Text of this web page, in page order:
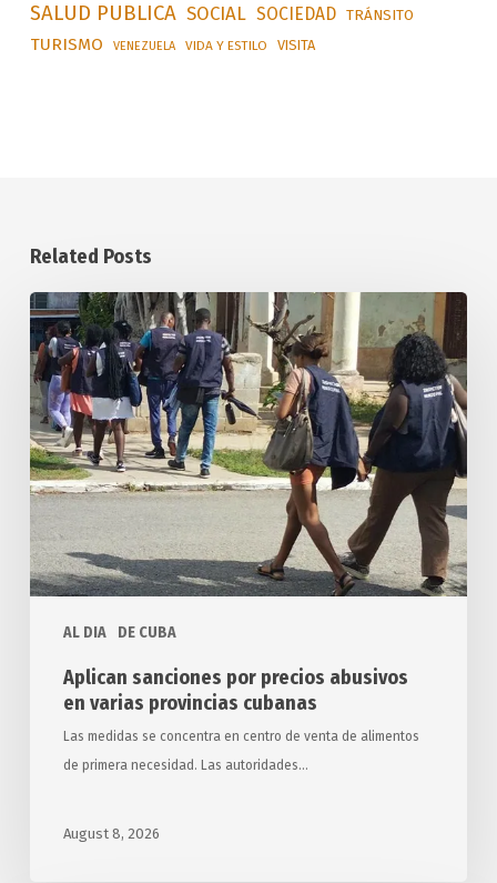
SALUD PUBLICA SOCIAL SOCIEDAD TRÁNSITO
TURISMO VENEZUELA VIDA Y ESTILO VISITA
Related Posts
AL DIA DE CUBA
Aplican
sanciones
por
precios
abusivos
en
varias
provincias
cubanas
Aplican sanciones por precios abusivos
en varias provincias cubanas
Las medidas se concentra en centro de venta de alimentos
de primera necesidad. Las autoridades…
August 8, 2026